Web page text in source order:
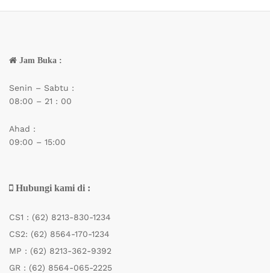
Jam Buka :
Senin – Sabtu :
08:00 – 21 : 00
Ahad :
09:00 – 15:00
Hubungi kami di :
CS1 : (62) 8213-830-1234
CS2: (62) 8564-170-1234
MP : (62) 8213-362-9392
GR : (62) 8564-065-2225